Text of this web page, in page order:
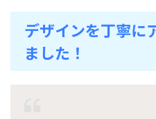
デザインを丁寧に
ました！